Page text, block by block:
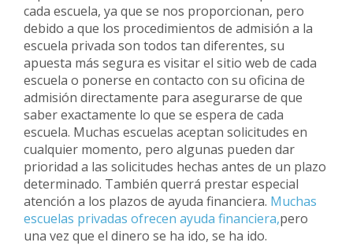
cada escuela, ya que se nos proporcionan, pero
debido a que los procedimientos de admisión a la
escuela privada son todos tan diferentes, su
apuesta más segura es visitar el sitio web de cada
escuela o ponerse en contacto con su oficina de
admisión directamente para asegurarse de que
saber exactamente lo que se espera de cada
escuela. Muchas escuelas aceptan solicitudes en
cualquier momento, pero algunas pueden dar
prioridad a las solicitudes hechas antes de un plazo
determinado. También querrá prestar especial
atención a los plazos de ayuda financiera. Muchas
escuelas privadas ofrecen ayuda financiera,pero
una vez que el dinero se ha ido, se ha ido.